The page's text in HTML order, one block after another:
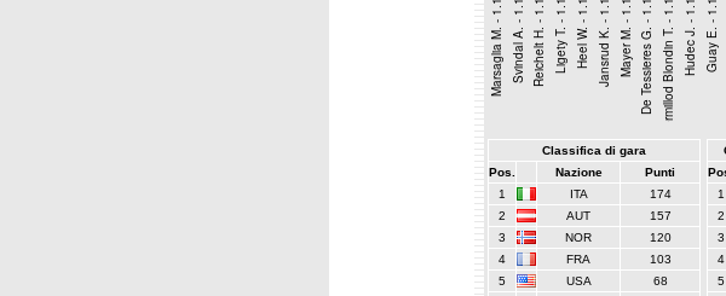
Classifica di gara
Pos.
Nazione
Punti
1
ITA
174
2
AUT
157
3
NOR
120
4
FRA
103
5
USA 68
1
2
3
4
5